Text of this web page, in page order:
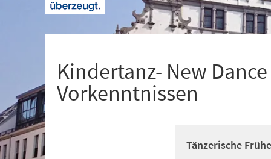
Kindertanz- New
Vorkenntnissen
Tänzerische